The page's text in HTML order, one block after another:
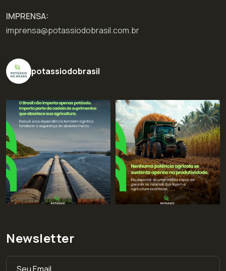
IMPRENSA:
imprensa@potassiodobrasil.com.br
potassiodobrasil
Newsletter